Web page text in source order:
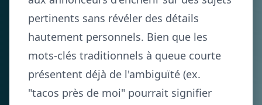
pertinents sans révéler des détails
hautement personnels. Bien que les
mots-clés traditionnels à queue courte
présentent déjà de l'ambiguïté (ex.
"tacos près de moi" pourrait signifier